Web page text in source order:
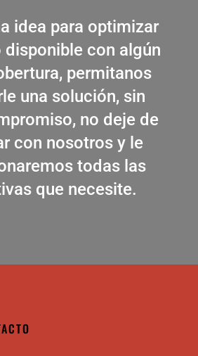
idea para optimizar
disponible con algún
permitanos
una solución, sin
no deje de
con nosotros y le
todas las
que necesite.